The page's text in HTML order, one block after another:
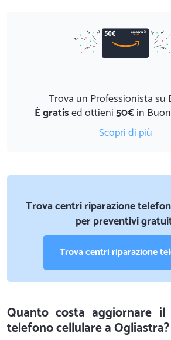
Trova un Professionista su
È gratised ottieni50€in
Scopri di più
Trova centri riparazione
per preventivi
Trova centri riparazione
Quanto costa aggiornare
telefono cellulare a Ogliastra?